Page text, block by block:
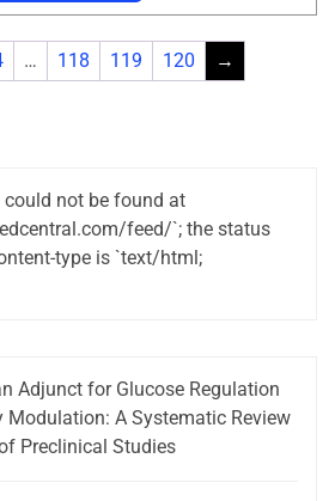
… 118 119 120 →
could not be found at
feed/`; the status
type is `text/html;
Adjunct for Glucose Regulation
Modulation: A Systematic Review
Preclinical Studies